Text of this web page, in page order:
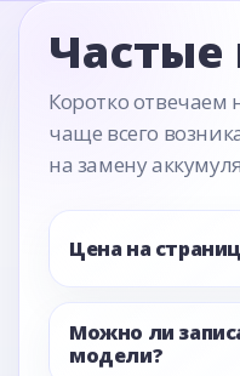
Частые
Коротко отвечаем
чаще всего
на замену
Цена на
Можно ли
модели?